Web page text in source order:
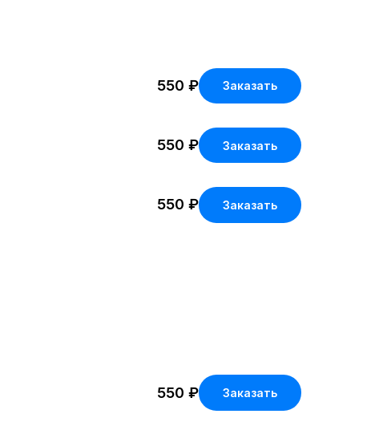
550 ₽ Заказать
550 ₽ Заказать
550 ₽ Заказать
550 ₽ Заказать